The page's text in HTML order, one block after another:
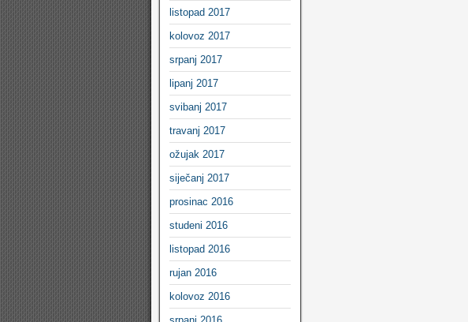
listopad 2017
kolovoz 2017
srpanj 2017
lipanj 2017
svibanj 2017
travanj 2017
ožujak 2017
siječanj 2017
prosinac 2016
studeni 2016
listopad 2016
rujan 2016
kolovoz 2016